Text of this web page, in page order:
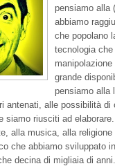
pensiamo alla
abbiamo
che popolano
tecnologia
grande
pensiamo alla
antenati, alle possibilità
siamo riusciti ad
alla musica, alla
che abbiamo sviluppato
decina di migliaia di anni.